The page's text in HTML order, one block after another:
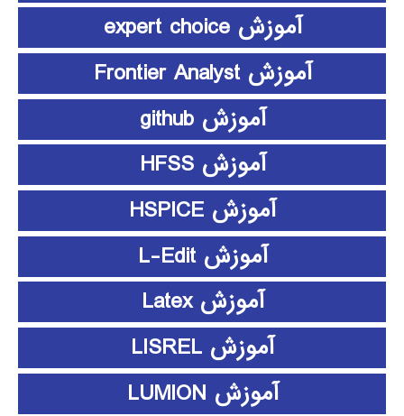
آموزش expert choice
آموزش Frontier Analyst
آموزش github
آموزش HFSS
آموزش HSPICE
آموزش L-Edit
آموزش Latex
آموزش LISREL
آموزش LUMION